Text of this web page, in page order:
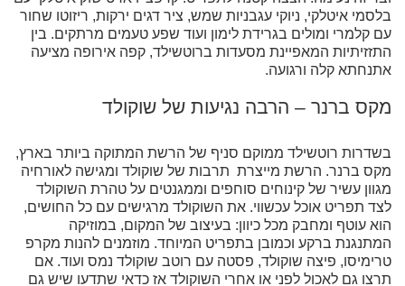
בלסמי איטלקי, ניוקי עגבניות שמש, ציר דגים ירקות, ריזוטו שחור
עם קלמרי ומולים בגרידת לימון ועוד שפע טעמים מרתקים. בין
התזזיתיות המאפיינת מסעדות ברוטשילד, קפה אירופה מציעה
אתנחתא קלה ורגועה.
מקס ברנר – הרבה נגיעות של שוקולד
בשדרות רוטשילד ממוקם סניף של הרשת המתוקה ביותר בארץ,
מקס ברנר. הרשת מייצרת תרבות של שוקולד ומגישה לאורחיה
מגוון עשיר של קינוחים סוחפים וממגנטים על טהרת השוקולד
לצד תפריט אוכל עכשווי. את השוקולד מרגישים עם כל החושים,
הוא עוטף ומחבק מכל כיוון: בעיצוב של המקום, במוזיקה
המתנגנת ברקע וכמובן בתפריט המיוחד. מוזמנים להנות מקרפ
טרימיסו, פיצה שוקולד, פסטה עם רוטב שוקולד נמס ועוד. אם
תרצו גם לאכול לפני או אחרי השוקולד אז כדאי שתדעו שיש גם